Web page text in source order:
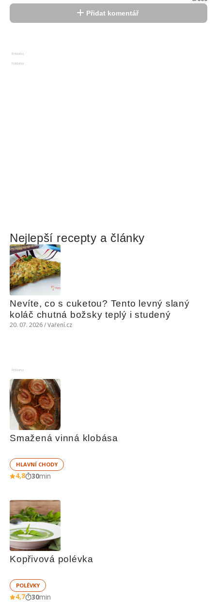
Přidat komentář
Reklama
Reklama
Nejlepší recepty a články
Nevíte, co s cuketou? Tento levný slaný
koláč chutná božsky teplý i studený
20. 07. 2026 / Vaření.cz
Reklama
Smažená vinná klobása
HLAVNÍ CHODY
4,8 30min
Kopřivová polévka
POLÉVKY
4,7 30min